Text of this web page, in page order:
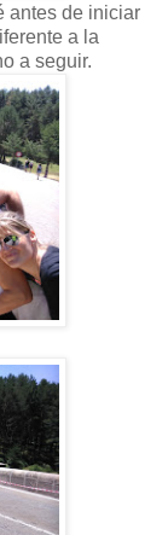
antes de iniciar
a la
a seguir.